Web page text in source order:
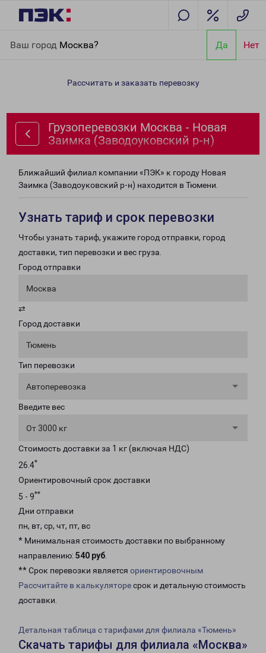
Ваш город Москва? Да Нет
Заимка (Заводоуковский р-н)
Рассчитать и заказать перевозку
Грузоперевозки Москва - Новая
Заимка (Заводоуковский р-н)
Ближайший филиал компании «ПЭК» к городу Новая
Заимка (Заводоуковский р-н) находится в Тюмени.
Узнать тариф и срок перевозки
Чтобы узнать тариф, укажите город отправки, город
доставки, тип перевозки и вес груза.
Город отправки
Москва
⇄
Город доставки
Тюмень
Тип перевозки
Автоперевозка
Введите вес
От 3000 кг
Стоимость доставки за 1 кг (включая НДС)
26.4*
Ориентировочный срок доставки
5 - 9**
Дни отправки
пн, вт, ср, чт, пт, вс
* Минимальная стоимость доставки по выбранному
направлению: 540 руб.
** Срок перевозки является ориентировочным
Рассчитайте в калькуляторесрок и детальную стоимость
доставки.
Детальная таблица с тарифами для филиала «Тюмень»
Скачать тарифы для филиала «Москва»